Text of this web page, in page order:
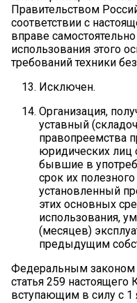
Правительством
соответствии с
вправе
использования этого
требований техники
Исключен.
Организация,
уставный
правопреемства
юридических лиц
бывшие в
срок их
установленный
этих основных
использования,
(месяцев)
предыдущим
Федеральным законом
статья 259
вступающим в силу с 1